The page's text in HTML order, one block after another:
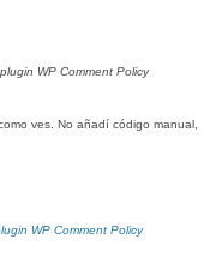
WP Comment Policy
ves. No añadí código manual,
WP Comment Policy